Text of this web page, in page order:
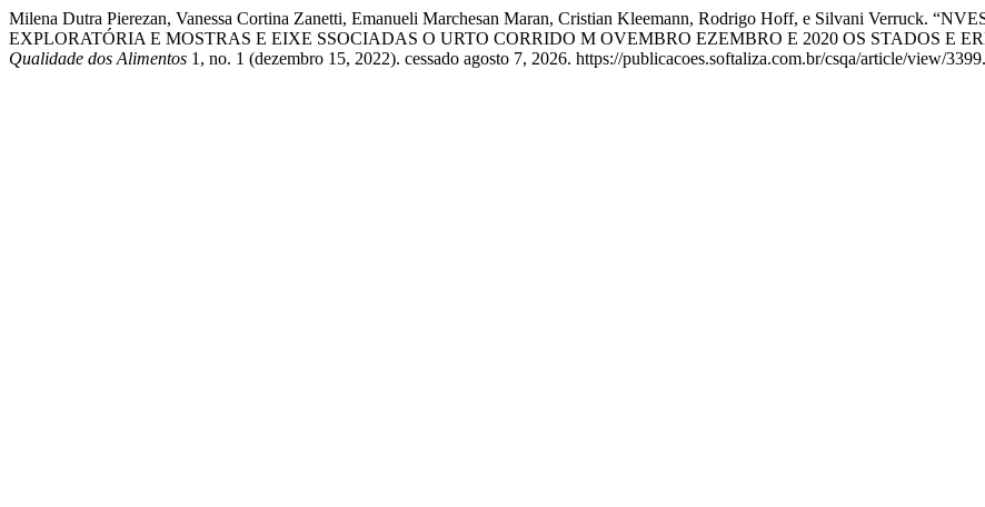
Milena Dutra Pierezan, Vanessa Cortina Zanetti, Emanueli Marchesan Maran, Cristian Kleemann, Rodrigo Hoff, e Silvani Verruck.
EXPLORATÓRIA E MOSTRAS E EIXE SSOCIADAS O URTO CORRIDO M OVEMBRO EZEMBRO E 2020 OS STADOS E
Qualidade dos Alimentos 1, no. 1 (dezembro 15, 2022). cessado agosto 7, 2026. https://publicacoes.softaliza.com.br/csqa/article/view/3399.